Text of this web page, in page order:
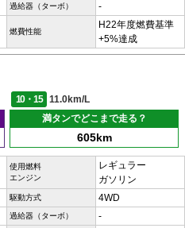
過給器（ターボ） -
燃費性能
H22年度燃費基準
+5%達成
10・15
11.0km/L
満タンでどこまで走る？
605km
使用燃料
エンジン
レギュラー
ガソリン
駆動方式 4WD
過給器（ターボ） -